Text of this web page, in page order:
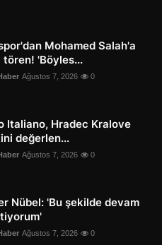
Mohamed Salah'a
tören! 'Böyles...
Ağustos 7, 2026 0
Italiano, Hradec Kralove
değerlen...
Ağustos 7, 2026 0
Nübel: 'Bu şekilde devam
Ağustos 7, 2026 0